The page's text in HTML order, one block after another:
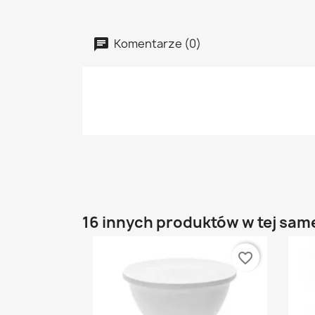
Komentarze (0)
16 innych produktów w tej
favorite_border